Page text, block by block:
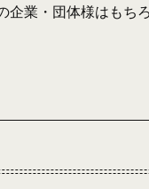
業・団体様はもち